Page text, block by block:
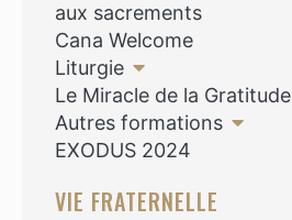
aux sacrements
Cana Welcome
Liturgie
Le Miracle de la Gratitude
Autres formations
EXODUS 2024
VIE FRATERNELLE